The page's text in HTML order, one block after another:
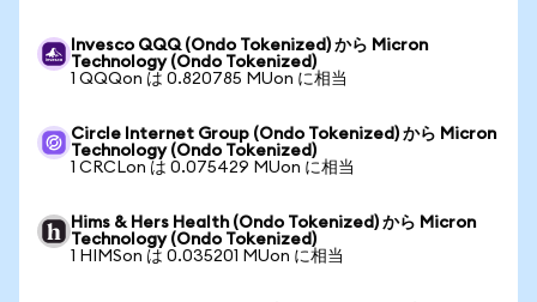
Invesco QQQ (Ondo Tokenized) から Micron
Technology (Ondo Tokenized)
1 QQQon は 0.820785 MUon に相当
Circle Internet Group (Ondo Tokenized) から Micron
Technology (Ondo Tokenized)
1 CRCLon は 0.075429 MUon に相当
Hims & Hers Health (Ondo Tokenized) から Micron
Technology (Ondo Tokenized)
1 HIMSon は 0.035201 MUon に相当